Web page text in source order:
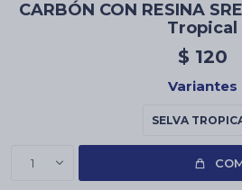
CARBÓN CON RESINA
Tropical
$ 120
Variantes
SELVA
1
© Copyright 2026 / La Casa de las Velas